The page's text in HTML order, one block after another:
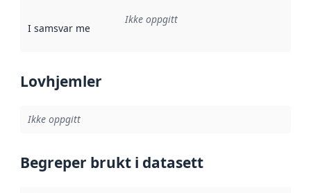
I samsvar med Referanse til en implementasjonsregel
Ikke oppgitt
Lovhjemler
Ikke oppgitt
Begreper brukt i datasett